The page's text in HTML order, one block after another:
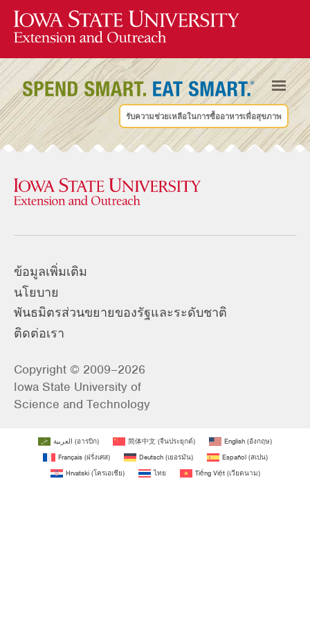
รับความช่วยเหลือในการซื้ออาหารเพื่อสุขภาพ
ข้อมูลเพิ่มเติม
นโยบาย
พันธมิตรส่วนขยายของรัฐและระดับชาติ
ติดต่อเรา
Copyright © 2009–2026
Iowa State University of
Science and Technology
العربية (อารบิก) 简体中文 (จีนประยุกต์) English (อังกฤษ)
Français(ฝรั่งเศส) Deutsch(เยอรมัน) Español(สเปน)
Hrvatski(โครเอเชีย) ไทย Tiếng Việt(เวียดนาม)